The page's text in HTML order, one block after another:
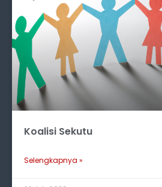
Koalisi Sekutu
Selengkapnya »